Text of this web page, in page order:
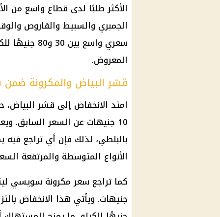
الأكثر طلبًا لدى قطاع واسع من
الجمبري والسبيط والقاروص
سعري واسع
المعروض.
قشر البياض والمكرونة ضمن
10 جنيهات عن السعر السابق.
بالبلطي، لذلك فإن أي تراجع فيه
الأنواع المتوسطة والمرتفعة